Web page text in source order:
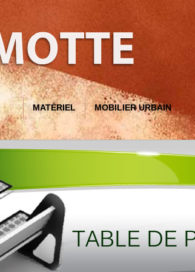
MATÉRIEL MOBILIER URBAIN